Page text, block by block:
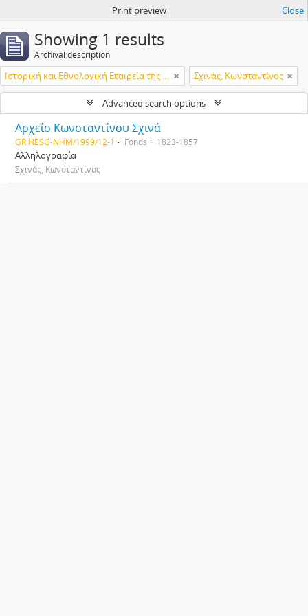
Print preview Close
Showing 1 results
Archival description
Ιστορική και Εθνολογική Εταιρεία της Ελλάδος Σχινάς, Κωνσταντίνος
Advanced search options
Αρχείο Κωνσταντίνου Σχινά
GR HESG-NHM/1999/12-1 Fonds 1823-1857
Αλληλογραφία
Σχινάς, Κωνσταντίνος